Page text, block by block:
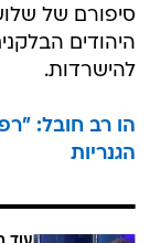
סיפורם של
היהודים
להישרדות.
הו רב חובל:
הגנריות